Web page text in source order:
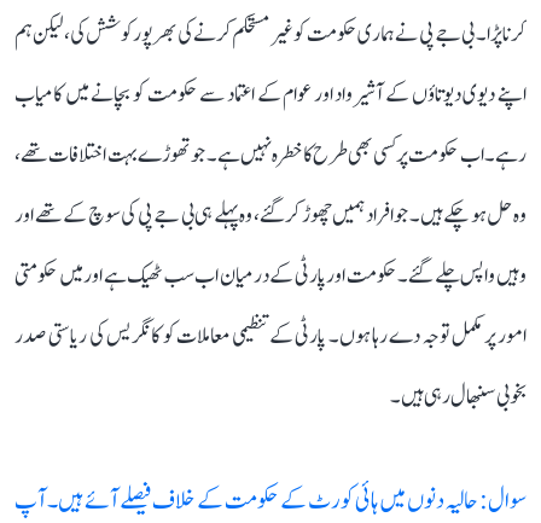
کرنا پڑا۔ بی جے پی نے ہماری حکومت کو غیر مستحکم کرنے کی بھرپور کوشش کی، لیکن ہم
اپنے دیوی دیوتاؤں کے آشیرواد اور عوام کے اعتماد سے حکومت کو بچانے میں کامیاب
رہے۔ اب حکومت پر کسی بھی طرح کا خطرہ نہیں ہے۔ جو تھوڑے بہت اختلافات تھے،
وہ حل ہو چکے ہیں۔ جو افراد ہمیں چھوڑ کر گئے، وہ پہلے ہی بی جے پی کی سوچ کے تھے اور
وہیں واپس چلے گئے۔ حکومت اور پارٹی کے درمیان اب سب ٹھیک ہے اور میں حکومتی
امور پر مکمل توجہ دے رہا ہوں۔ پارٹی کے تنظیمی معاملات کو کانگریس کی ریاستی صدر
بخوبی سنبھال رہی ہیں۔
سوال: حالیہ دنوں میں ہائی کورٹ کے حکومت کے خلاف فیصلے آئے ہیں۔ آپ